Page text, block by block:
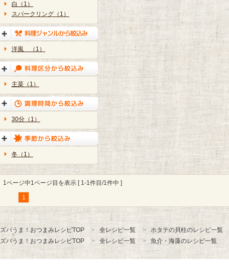
白（1）
スパークリング（1）
洋風 （1）
主菜（1）
30分（1）
冬（1）
1ページ中1ページ目を表示 [ 1-1件目/1件中 ]
1
ズバうま！おつまみレシピTOP 全レシピ一覧
ホタテの貝柱のレシピ一覧
ズバうま！おつまみレシピTOP
全レシピ一覧 魚介・海藻のレシピ一覧